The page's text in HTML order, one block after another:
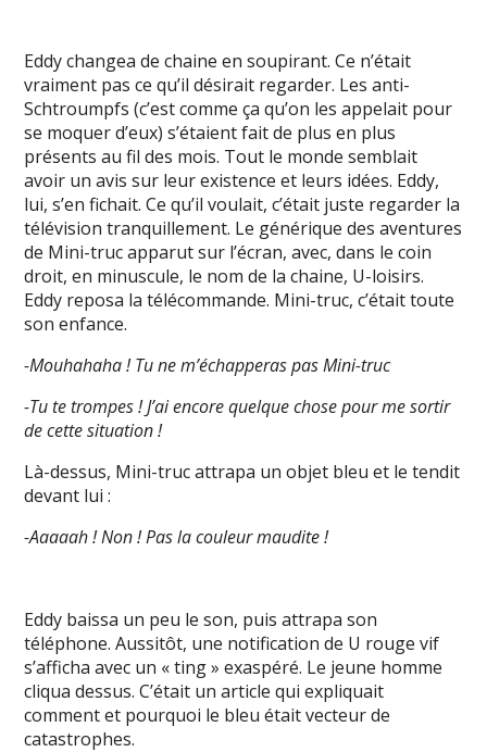
Eddy changea de chaine en soupirant. Ce n’était
vraiment pas ce qu’il désirait regarder. Les anti-
Schtroumpfs (c’est comme ça qu’on les appelait pour
se moquer d’eux) s’étaient fait de plus en plus
présents au fil des mois. Tout le monde semblait
avoir un avis sur leur existence et leurs idées. Eddy,
lui, s’en fichait. Ce qu’il voulait, c’était juste regarder la
télévision tranquillement. Le générique des aventures
de Mini-truc apparut sur l’écran, avec, dans le coin
droit, en minuscule, le nom de la chaine, U-loisirs.
Eddy reposa la télécommande. Mini-truc, c’était toute
son enfance.
-Mouhahaha ! Tu ne m’échapperas pas Mini-truc
-Tu te trompes ! J’ai encore quelque chose pour me sortir
de cette situation !
Là-dessus, Mini-truc attrapa un objet bleu et le tendit
devant lui :
-Aaaaah ! Non ! Pas la couleur maudite !
Eddy baissa un peu le son, puis attrapa son
téléphone. Aussitôt, une notification de U rouge vif
s’afficha avec un « ting » exaspéré. Le jeune homme
cliqua dessus. C’était un article qui expliquait
comment et pourquoi le bleu était vecteur de
catastrophes.